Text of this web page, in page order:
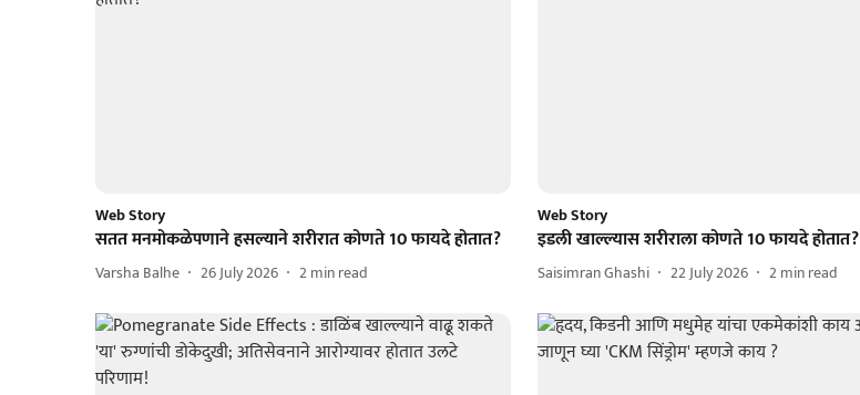
Web Story
सतत मनमोकळेपणाने हसल्याने शरीरात कोणते 10 फायदे होतात?
Varsha Balhe 26 July 2026 2min read
Web Story
इडली खाल्ल्यास शरीराला कोणते 10 फायदे होतात?
Saisimran Ghashi 22 July 2026 2min read